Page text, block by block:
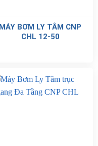
MÁY BƠM LY TÂM CNP
CHL 12-50